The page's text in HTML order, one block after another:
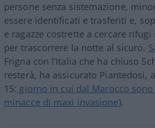
persone senza sistemazione,
essere identificati e trasferiti e,
e ragazze costrette a cercare
per trascorrere la notte al sicuro.
Frigna con l’Italia che ha chiuso
resterà, ha assicurato Piantedosi,
15: giorno in cui dal Marocco
minacce di maxi invasione).